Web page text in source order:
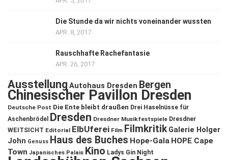
Die Stunde da wir nichts voneinander wussten
APR. 8, 2017
Rauschhafte Rachefantasie
APR. 26, 2017
Ausstellung Autohaus Dresden Bergen
Chinesischer Pavillon Dresden
Deutsche Post Die Ente bleibt draußen Drei Haselnüsse für
Aschenbrödel
Dresden Dresdner Musikfestspiele Dresdner
WEITSICHT Editorial ElbUferei Film Filmkritik Galerie Holger
John Genuss Haus des Buches Hope-Gala HOPE Cape
Town Japanisches Palais Kino Ladys Gin Night